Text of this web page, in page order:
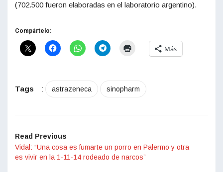
(702.500 fueron elaboradas en el laboratorio argentino).
Compártelo:
Más
Tags : astrazeneca sinopharm
Read Previous
Vidal: “Una cosa es fumarte un porro en Palermo y otra
es vivir en la 1-11-14 rodeado de narcos”